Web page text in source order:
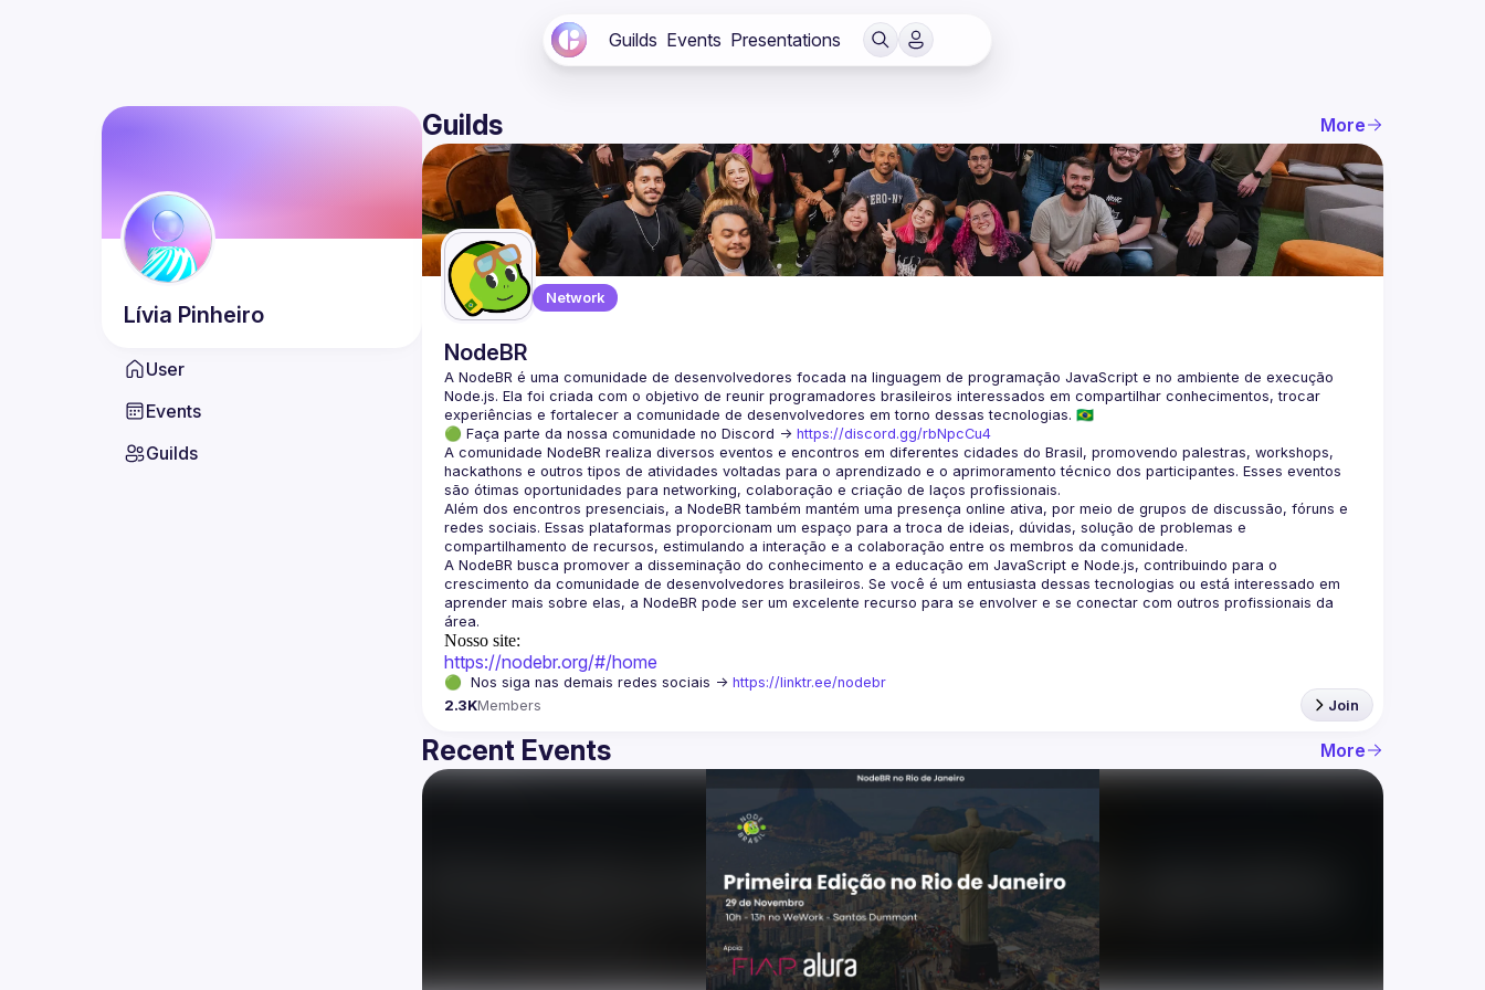
Guilds Events Presentations
Lívia Pinheiro
User
Events
Guilds
Guilds More
Network
NodeBR
A NodeBR é uma comunidade de desenvolvedores focada na linguagem de programação JavaScript e no ambiente de execução
Node.js. Ela foi criada com o objetivo de reunir programadores brasileiros interessados em compartilhar conhecimentos, trocar
🟢 Faça parte da nossa comunidade no Discord -> https://discord.gg/rbNpcCu4
A comunidade NodeBR realiza diversos eventos e encontros em diferentes cidades do Brasil, promovendo palestras, workshops,
hackathons e outros tipos de atividades voltadas para o aprendizado e o aprimoramento técnico dos participantes. Esses eventos
Além dos encontros presenciais, a NodeBR também mantém uma presença online ativa, por meio de grupos de discussão, fóruns e
redes sociais. Essas plataformas proporcionam um espaço para a troca de ideias, dúvidas, solução de problemas e
A NodeBR busca promover a disseminação do conhecimento e a educação em JavaScript e Node.js, contribuindo para o
crescimento da comunidade de desenvolvedores brasileiros. Se você é um entusiasta dessas tecnologias ou está interessado em
aprender mais sobre elas, a NodeBR pode ser um excelente recurso para se envolver e se conectar com outros profissionais da
Nosso site:
https://nodebr.org/#/home
🟢  Nos siga nas demais redes sociais -> https://linktr.ee/nodebr
2.3KMembers Join
Recent Events More